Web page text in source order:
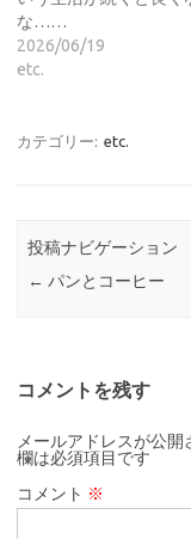
な……
2026/06/19
etc.
カテゴリー: etc.
投稿ナビゲーション
← パンとコーヒー
コメントを残す
メールアドレスが公開
欄は必須項目です
コメント ※